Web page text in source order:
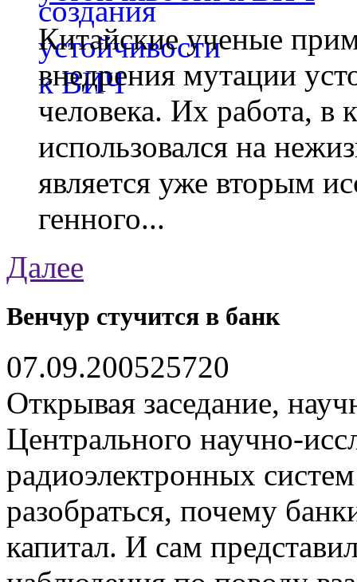
Китайские ученые
внедрения мутации
человека. Их работа, в
использовался на
является уже вторым
генного...
Далее
Венчур стучится в банк
07.09.200525720
Открывая заседание,
Центрального научно-
радиоэлектронных
разобраться, почему
капитал. И сам